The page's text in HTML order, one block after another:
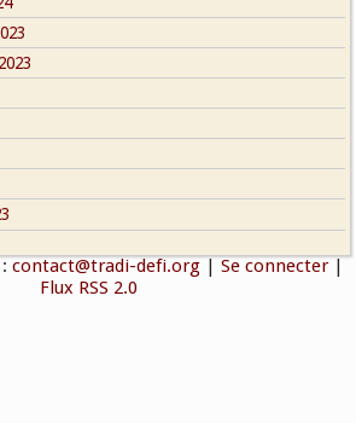
contact@tradi-defi.org | Se connecter |
Flux RSS 2.0